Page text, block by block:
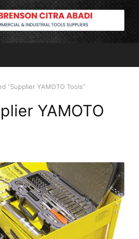
“Supplier YAMOTO Tools”
YAMOTO